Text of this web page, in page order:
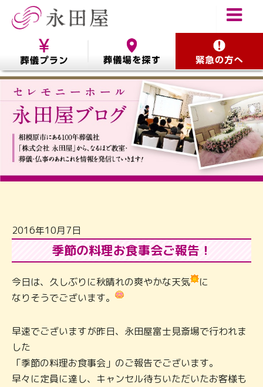
2016年10月7日
季節の料理お食事会ご報告！
今日は、久しぶりに秋晴れの爽やかな天気
に
なりそうでございます。
早速でございますが昨日、永田屋富士見斎場で行われま
した
「季節の料理お食事会」のご報告でございます。
早々に定員に達し、キャンセル待ちいただいたお客様も